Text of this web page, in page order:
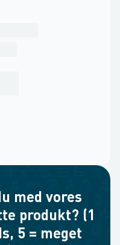
med vores
produkt? (1
5 = meget